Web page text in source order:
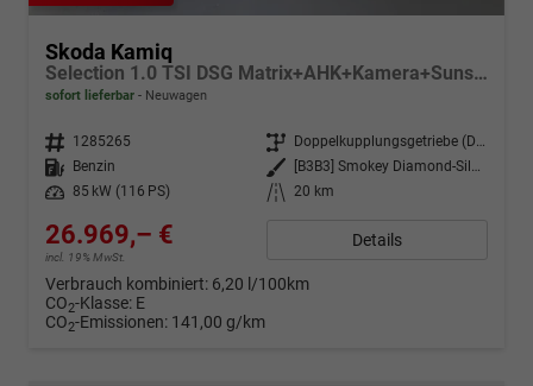
Skoda Kamiq
Selection 1.0 TSI DSG Matrix+AHK+Kamera+Sunset+PDCvohi+Kessy+Sitzheizung+GV4
sofort lieferbar Neuwagen
Fahrzeugnr. 1285265 Getriebe
Doppelkupplungsgetriebe (DSG)
Kraftstoff
Benzin Außenfarbe
[B3B3] Smokey Diamond-Silber Metallic
Leistung
85 kW (116 PS) Kilometerstand 20 km
26.969,– €
incl. 19% MwSt.
Details
Verbrauch kombiniert: 6,20 l/100km
CO2-Klasse: E
CO2-Emissionen: 141,00 g/km